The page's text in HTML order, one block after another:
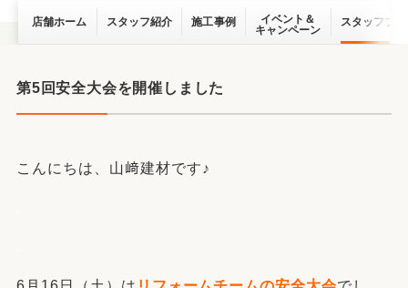
店舗ホーム スタッフ紹介 施工事例
イベント＆
キャンペーン
スタッフブ
第5回安全大会を開催しました
こんにちは、山﨑建材です♪